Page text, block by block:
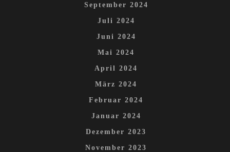
September 2024
Juli 2024
Juni 2024
Mai 2024
April 2024
März 2024
Februar 2024
Januar 2024
Dezember 2023
November 2023